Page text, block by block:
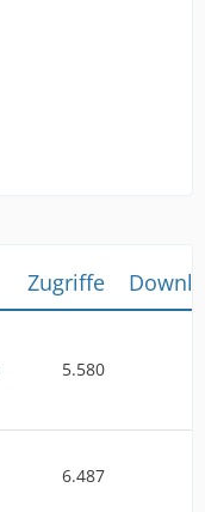
Zugriffe
5.580
6.487